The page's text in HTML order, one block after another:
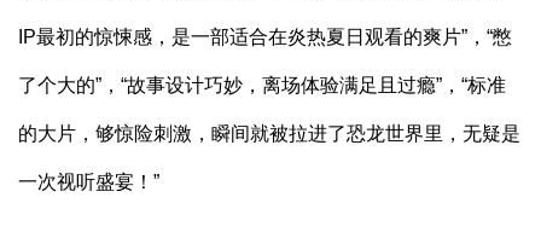
IP最初的惊悚感，是一部适合在炎热夏日观看的爽片”，“憋
了个大的”，“故事设计巧妙，离场体验满足且过瘾”，“标准
的大片，够惊险刺激，瞬间就被拉进了恐龙世界里，无疑是
一次视听盛宴！”